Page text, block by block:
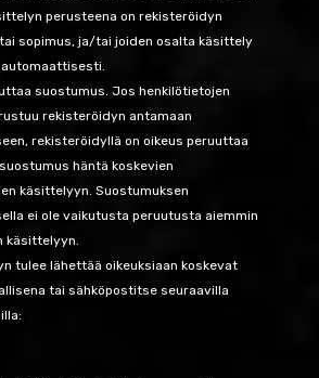
perusteena on rekisteröidyn
sopimus, ja/tai joiden osalta käsittely
suostumus. Jos henkilötietojen
rekisteröidyn antamaan
rekisteröidyllä on oikeus peruuttaa
häntä koskevien
käsittelyyn. Suostumuksen
ei ole vaikutusta peruutusta aiemmin
käsittelyyn.
tulee lähettää oikeuksiaan koskevat
tai sähköpostitse seuraavilla